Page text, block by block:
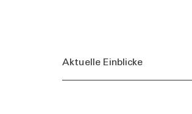
Aktuelle Einblicke